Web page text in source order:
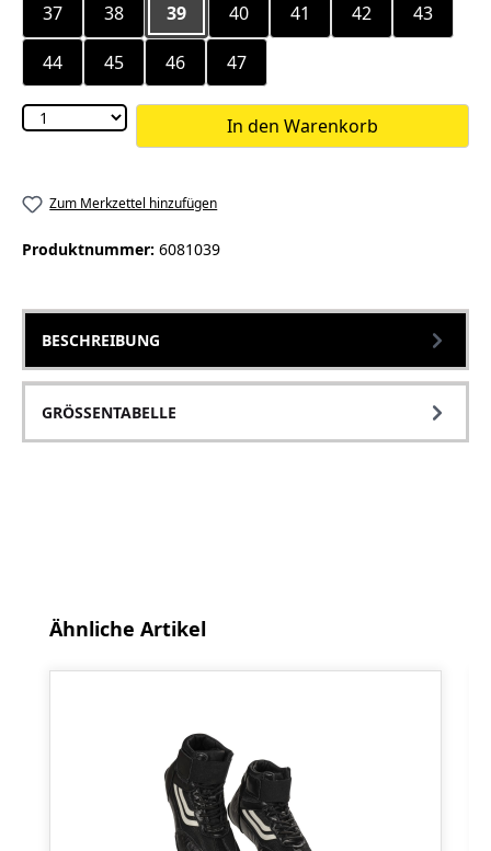
37
38 39 40 41 42 43
44 45 46 47
In den Warenkorb
Zum Merkzettel hinzufügen
Produktnummer: 6081039
BESCHREIBUNG
GRÖSSENTABELLE
Produktgalerie überspringen
Ähnliche Artikel